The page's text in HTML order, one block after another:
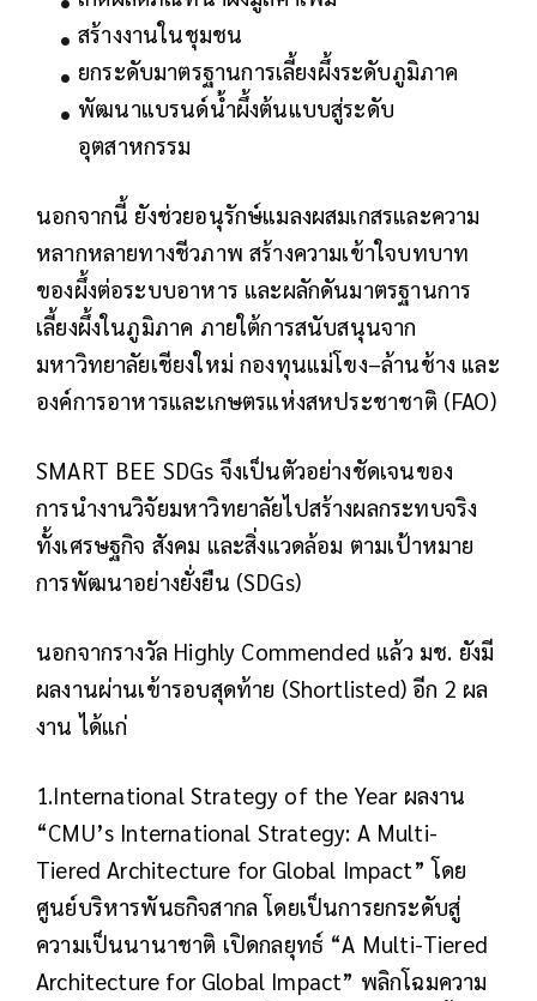
สร้างงานในชุมชน
ยกระดับมาตรฐานการเลี้ยงผึ้งระดับภูมิภาค
พัฒนาแบรนด์น้ำผึ้งต้นแบบสู่ระดับ
อุตสาหกรรม
นอกจากนี้ ยังช่วยอนุรักษ์แมลงผสมเกสรและความ
หลากหลายทางชีวภาพ สร้างความเข้าใจบทบาท
ของผึ้งต่อระบบอาหาร และผลักดันมาตรฐานการ
เลี้ยงผึ้งในภูมิภาค ภายใต้การสนับสนุนจาก
มหาวิทยาลัยเชียงใหม่ กองทุนแม่โขง–ล้านช้าง และ
องค์การอาหารและเกษตรแห่งสหประชาชาติ (FAO)
SMART BEE SDGs จึงเป็นตัวอย่างชัดเจนของ
การนำงานวิจัยมหาวิทยาลัยไปสร้างผลกระทบจริง
ทั้งเศรษฐกิจ สังคม และสิ่งแวดล้อม ตามเป้าหมาย
การพัฒนาอย่างยั่งยืน (SDGs)
นอกจากรางวัล Highly Commended แล้ว มช. ยังมี
ผลงานผ่านเข้ารอบสุดท้าย (Shortlisted) อีก 2 ผล
งาน ได้แก่
1.International Strategy of the Year ผลงาน
“CMU’s International Strategy: A Multi-
Tiered Architecture for Global Impact” โดย
ศูนย์บริหารพันธกิจสากล โดยเป็นการยกระดับสู่
ความเป็นนานาชาติ เปิดกลยุทธ์ “A Multi-Tiered
Architecture for Global Impact” พลิกโฉมความ